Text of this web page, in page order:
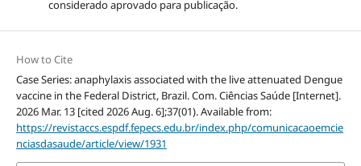
considerado aprovado para publicação.
How to Cite
Case Series: anaphylaxis associated with the live attenuated Dengue
vaccine in the Federal District, Brazil. Com. Ciências Saúde [Internet].
2026 Mar. 13 [cited 2026 Aug. 6];37(01). Available from:
https://revistaccs.espdf.fepecs.edu.br/index.php/comunicacaoemcie
nciasdasaude/article/view/1931